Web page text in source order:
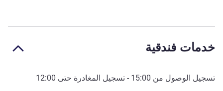
خدمات فندقية
تسجيل الوصول من 15:00 - تسجيل المغادرة حتى 12:00